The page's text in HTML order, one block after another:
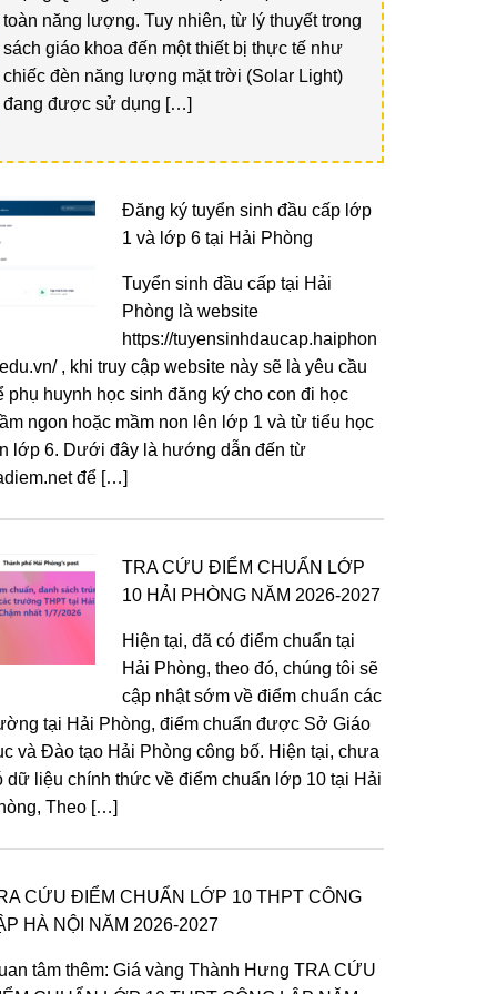
toàn năng lượng. Tuy nhiên, từ lý thuyết trong
sách giáo khoa đến một thiết bị thực tế như
chiếc đèn năng lượng mặt trời (Solar Light)
đang được sử dụng […]
Đăng ký tuyển sinh đầu cấp lớp
1 và lớp 6 tại Hải Phòng
Tuyển sinh đầu cấp tại Hải
Phòng là website
https://tuyensinhdaucap.haiphon
, khi truy cập website này sẽ là yêu cầu
phụ huynh học sinh đăng ký cho con đi học
ngon hoặc mầm non lên lớp 1 và từ tiểu học
lớp 6. Dưới đây là hướng dẫn đến từ
để […]
TRA CỨU ĐIỂM CHUẨN LỚP
10 HẢI PHÒNG NĂM 2026-2027
Hiện tại, đã có điểm chuẩn tại
Hải Phòng, theo đó, chúng tôi sẽ
cập nhật sớm về điểm chuẩn các
tại Hải Phòng, điểm chuẩn được Sở Giáo
và Đào tạo Hải Phòng công bố. Hiện tại, chưa
dữ liệu chính thức về điểm chuẩn lớp 10 tại Hải
Theo […]
CỨU ĐIỂM CHUẨN LỚP 10 THPT CÔNG
HÀ NỘI NĂM 2026-2027
tâm thêm: Giá vàng Thành Hưng TRA CỨU